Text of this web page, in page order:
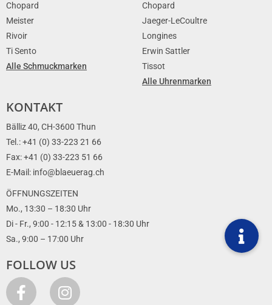
Chopard
Meister
Rivoir
Ti Sento
Alle Schmuckmarken
Chopard
Jaeger-LeCoultre
Longines
Erwin Sattler
Tissot
Alle Uhrenmarken
KONTAKT
Bälliz 40, CH-3600 Thun
Tel.: +41 (0) 33-223 21 66
Fax: +41 (0) 33-223 51 66
E-Mail: info@blaeuerag.ch
ÖFFNUNGSZEITEN
Mo., 13:30 – 18:30 Uhr
Di - Fr., 9:00 - 12:15 & 13:00 - 18:30 Uhr
Sa., 9:00 – 17:00 Uhr
FOLLOW US